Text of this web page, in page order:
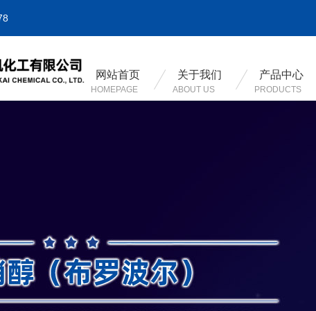
网站首页
HOMEPAGE
关于我们
ABOUT US
产品中心
PRODUCTS